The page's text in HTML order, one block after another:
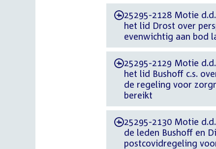
-25295-2128 Motie
het lid Drost over
evenwichtig aan bod
-25295-2129 Motie
het lid Bushoff c.s.
de regeling voor
bereikt
-25295-2130 Motie
de leden Bushoff en
postcovidregeling